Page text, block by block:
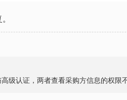
级认证，两者查看采购方信息的权限不